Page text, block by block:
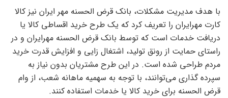
با هدف مدیریت مشکلات، بانک قرض الحسنه مهر ایران نیز کالا
کارت مهرایران را تعریف کرد که یک طرح خرید اقساطی کالا یا
دریافت خدمات است که توسط بانک قرض الحسنه مهرایران و در
راستای حمایت از رونق تولید، اشتغال زایی و افزایش قدرت خرید
مردم طراحی شده است. در این طرح مشتریان بدون نیاز به
سپرده گذاری می‌توانند، با توجه به سهمیه ماهانه شعب، از وام
قرض الحسنه برای خرید کالا یا خدمات استفاده کنند.